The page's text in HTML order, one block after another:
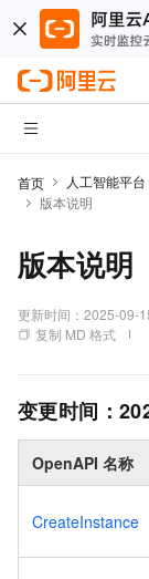
首页 人工智能平台
版本说明
版本说明
更新时间： 2025-09-
复制 MD 格式
变更时间：
OpenAPI 名称
CreateInstance